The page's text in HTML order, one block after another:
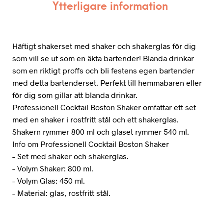
Ytterligare information
Häftigt shakerset med shaker och shakerglas för dig
som vill se ut som en äkta bartender! Blanda drinkar
som en riktigt proffs och bli festens egen bartender
med detta bartenderset. Perfekt till hemmabaren eller
för dig som gillar att blanda drinkar.
Professionell Cocktail Boston Shaker omfattar ett set
med en shaker i rostfritt stål och ett shakerglas.
Shakern rymmer 800 ml och glaset rymmer 540 ml.
Info om Professionell Cocktail Boston Shaker
– Set med shaker och shakerglas.
– Volym Shaker: 800 ml.
– Volym Glas: 450 ml.
– Material: glas, rostfritt stål.